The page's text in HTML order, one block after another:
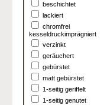
beschichtet
lackiert
chromfrei
kesseldruckimprägniert
verzinkt
geräuchert
gebürstet
matt gebürstet
1-seitig geriffelt
1-seitig genutet